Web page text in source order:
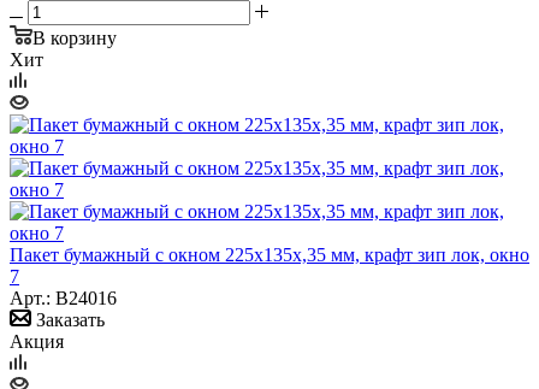
В корзину
Хит
Пакет бумажный с окном 225х135х,35 мм, крафт зип лок, окно
7
Арт.: B24016
Заказать
Акция